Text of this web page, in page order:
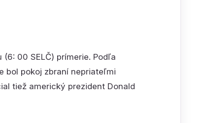
00 SELČ) prímerie. Podľa
bol pokoj zbraní nepriateľmi
tiež americký prezident Donald